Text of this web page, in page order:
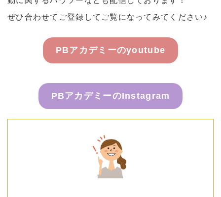
ぜひ合わせてご登録してご覧になってみてください♪
PBアカデミーのyoutube
PBアカデミーのInstagram